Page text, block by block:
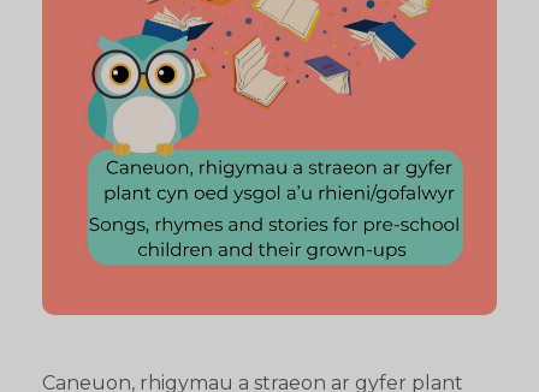
Caneuon, rhigymau a straeon ar gyfer plant